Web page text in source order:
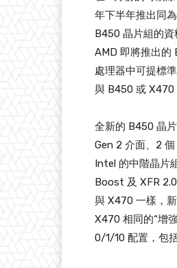
年下半年推出同
B450 晶片組的資
AMD 即將推出的
處理器中可提標
與 B450 或 X470
全新的 B450 晶
Gen 2 介面、2
Intel 的中階晶片
Boost 及 XFR
與 X470 一樣，
X470 相同的“增
0/1/10 配置，包